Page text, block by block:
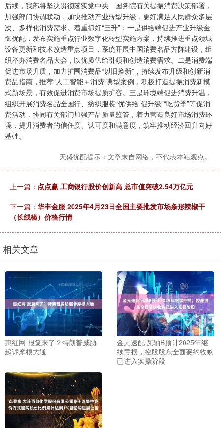
后续，我部将坚决贯彻落实党中央、国务院有关提振消费决策部署，
加强部门协调联动，加快推动产业转型升级，更好满足人民群众多层
次、多样化消费需求。着重抓好“三升”：一是供给端促进产业升级金
御优配，发布实施重点行业数字化转型实施方案，持续推进重点领域
设备更新和技术改造重点项目，系统开展中国消费名品方阵建设，组
织举办消费名品大会，以优质供给引领和创造消费需求。二是消费端
促进市场升质，加力扩围消费品“以旧换新”，持续发布升级和创新消
费品指南，推荐“人工智能＋消费”典型案例，积极打造提振消费新模
式新场景，有效促进消费市场提质扩容。三是环境端促进消费升温，
组织开展消费名品全国行、纺织服装“优供给 促升级”“吃货季”等促消
费活动，协同有关部门加强产品质量监管，着力营造良好市场消费环
境，提升消费者的信任度、认可度和满意度，筑牢推动经济回升向好
基础。
天盛优配提示：文章来自网络，不代表本站观点。
上一篇： 点点赢 工商银行股价创新高 总市值突破2.54万亿元
下一篇： 华丰金服 2025年4月23日全国主要批发市场条形辣椒干
（长线椒）价格行情
相关文章
惠红网 报复来了？特朗普威胁
起诉摩根大通
金元速配 瓦轴B预计2025年继
续亏损，控股股东全面要约收购
已进入实操阶段